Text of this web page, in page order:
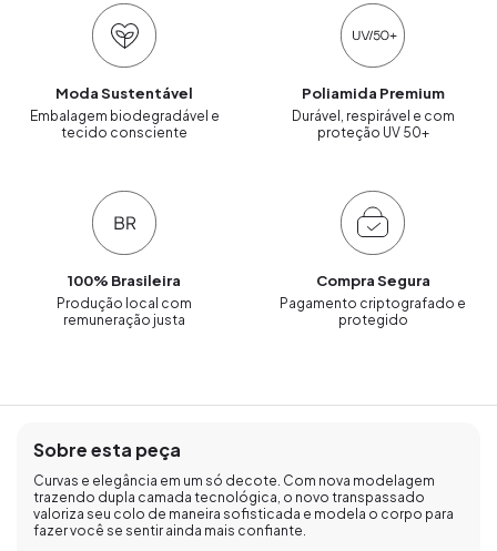
Moda Sustentável
Embalagem biodegradável e
tecido consciente
Poliamida Premium
Durável, respirável e com
proteção UV 50+
100% Brasileira
Produção local com
remuneração justa
Compra Segura
Pagamento criptografado e
protegido
Sobre esta peça
Curvas e elegância em um só decote. Com nova modelagem
trazendo dupla camada tecnológica, o novo transpassado
valoriza seu colo de maneira sofisticada e modela o corpo para
fazer você se sentir ainda mais confiante.